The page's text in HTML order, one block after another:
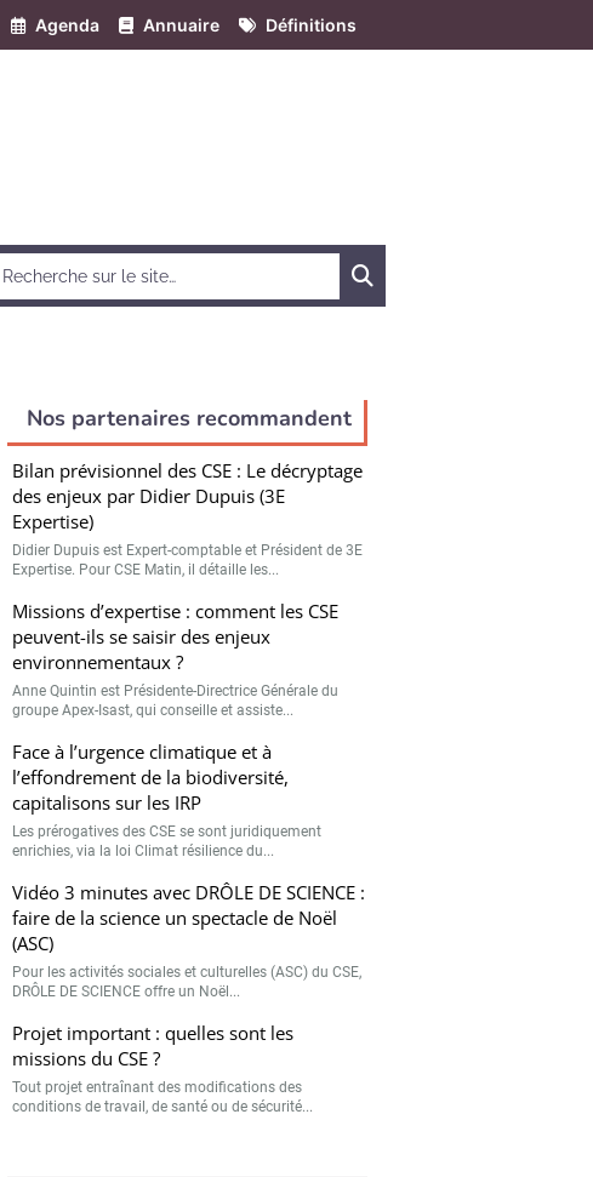
Agenda Annuaire Définitions
Nos partenaires recommandent
Bilan prévisionnel des CSE : Le décryptage
des enjeux par Didier Dupuis (3E
Expertise)
Didier Dupuis est Expert-comptable et Président de 3E
Expertise. Pour CSE Matin, il détaille les...
Missions d’expertise : comment les CSE
peuvent-ils se saisir des enjeux
environnementaux ?
Anne Quintin est Présidente-Directrice Générale du
groupe Apex-Isast, qui conseille et assiste...
Face à l’urgence climatique et à
l’effondrement de la biodiversité,
capitalisons sur les IRP
Les prérogatives des CSE se sont juridiquement
enrichies, via la loi Climat résilience du...
Vidéo 3 minutes avec DRÔLE DE SCIENCE :
faire de la science un spectacle de Noël
(ASC)
Pour les activités sociales et culturelles (ASC) du CSE,
DRÔLE DE SCIENCE offre un Noël...
Projet important : quelles sont les
missions du CSE ?
Tout projet entraînant des modifications des
conditions de travail, de santé ou de sécurité...